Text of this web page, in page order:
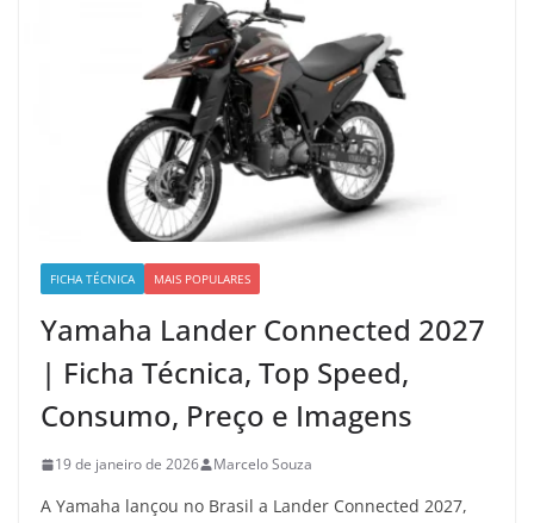
FICHA TÉCNICA MAIS POPULARES
Yamaha Lander Connected 2027
| Ficha Técnica, Top Speed,
Consumo, Preço e Imagens
19 de janeiro de 2026 Marcelo Souza
A Yamaha lançou no Brasil a Lander Connected 2027,